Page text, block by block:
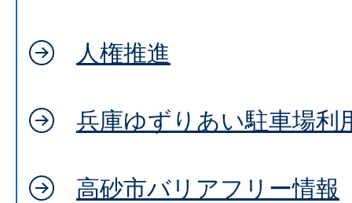
人権推進
兵庫ゆずりあい駐車場利
高砂市バリアフリー情報